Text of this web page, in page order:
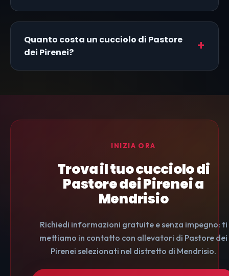
Quanto costa un cucciolo di Pastore
dei Pirenei?
INIZIA ORA
Trova il tuo cucciolo di
Pastore dei Pirenei a
Mendrisio
Richiedi informazioni gratuite e senza impegno: ti
mettiamo in contatto con allevatori di Pastore dei
Pirenei selezionati nel distretto di Mendrisio.